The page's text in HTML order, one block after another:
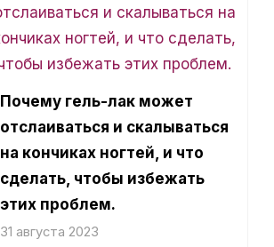
Почему гель-лак может
отслаиваться и скалываться
на кончиках ногтей, и что
сделать, чтобы избежать
этих проблем.
31 августа 2023